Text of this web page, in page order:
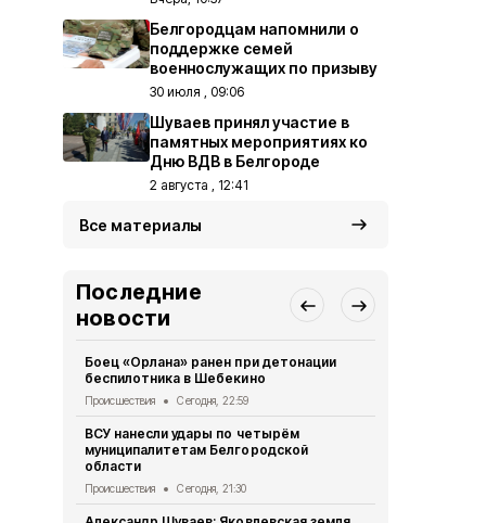
Белгородцам напомнили о
поддержке семей
военнослужащих по призыву
30 июля , 09:06
Шуваев принял участие в
памятных мероприятиях ко
Дню ВДВ в Белгороде
2 августа , 12:41
Все материалы
Последние
новости
Боец «Орлана» ранен при детонации
беспилотника в Шебекино
Происшествия Сегодня, 22:59
ВСУ нанесли удары по четырём
муниципалитетам Белгородской
области
Происшествия Сегодня, 21:30